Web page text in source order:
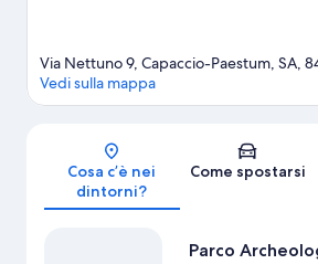
Mappa
Via Nettuno 9, Capaccio-Paestum, SA,
Vedi sulla mappa
Cosa c’è nei
dintorni?
Come spostarsi
Parco